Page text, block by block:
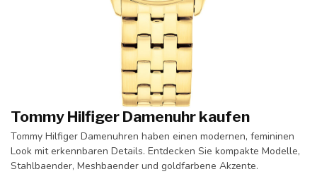
Tommy Hilfiger Damenuhr kaufen
Tommy Hilfiger Damenuhren haben einen modernen, femininen
Look mit erkennbaren Details. Entdecken Sie kompakte Modelle,
Stahlbaender, Meshbaender und goldfarbene Akzente.